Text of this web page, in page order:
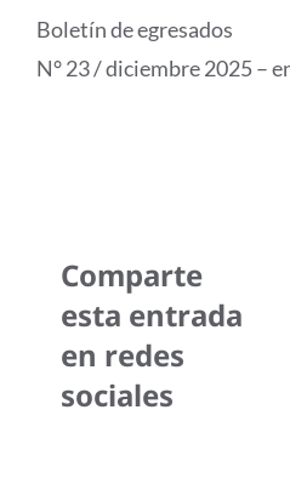
Boletín de egresados
N° 23 / diciembre 2025 –
Comparte
esta entrada
en redes
sociales